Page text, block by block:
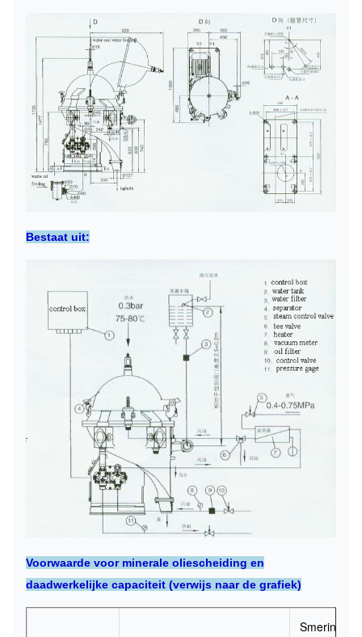
Bestaat uit:
Voorwaarde voor minerale oliescheiding en
daadwerkelijke capaciteit (verwijs naar de grafiek)